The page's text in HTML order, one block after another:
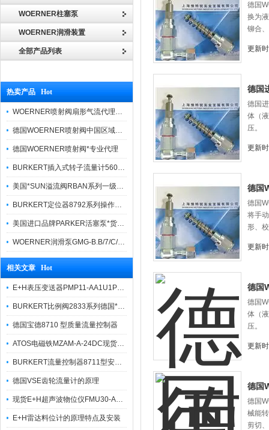
WOERNER柱塞泵
WOERNER润滑装置
全部产品列表
热卖产品 Hot
WOERNER喷射阀扇形气流代理品牌价格优势
德国WOERNER喷射阀中国区域优势报价
德国WOERNER喷射阀*专业代理
BURKERT插入式转子流量计560860货真价实
美国*SUN溢流阀RBAN系列一级代理
BURKERT定位器8792系列操作方法简便
美国进口品牌PARKER活塞泵*货期快捷
WOERNER润滑泵GMG-B.B/7/C/0/G/0/08报价快
相关文章 Hot
E+H表压变送器PMP11-AA1U1PJWJJ技术规格
BURKERT比例阀2833系列德国*，技术参数
德国宝德8710 型质量流量控制器
ATOS电磁铁MZAM-A-24DC现货出售价格好
BURKERT流量控制器8711型安装及特点
德国VSE齿轮流量计的原理
现货E+H超声波物位仪FMU30-AAHEAAGGF产品介绍
E+H雷达料位计的原理特点及安装
德国
换为
铆合
更新
德国
德国
体（
压。
更新
德国
德国
将手
形、
更新
德国
德国
体（
压。
更新
德国
德国
械能
剪切